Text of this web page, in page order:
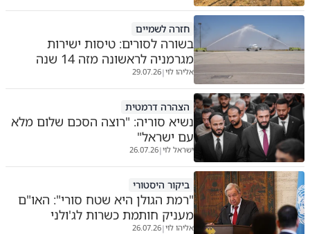
חזרה לשמיים
בשורה לסורים: טיסות ישירות
מגרמניה לראשונה מזה 14 שנה
אליהו לוי|
29.07.26
הצהרה דרמטית
נשיא סוריה: "רוצה הסכם שלום מלא
עם ישראל"
ישראל לוי|
26.07.26
ביקור היסטורי
"רמת הגולן היא שטח סורי": האו"ם
מעניק חותמת כשרות לג'ולני
אליהו לוי|
26.07.26